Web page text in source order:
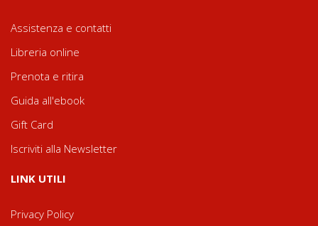
Assistenza e contatti
Libreria online
Prenota e ritira
Guida all'ebook
Gift Card
Iscriviti alla Newsletter
LINK UTILI
Privacy Policy